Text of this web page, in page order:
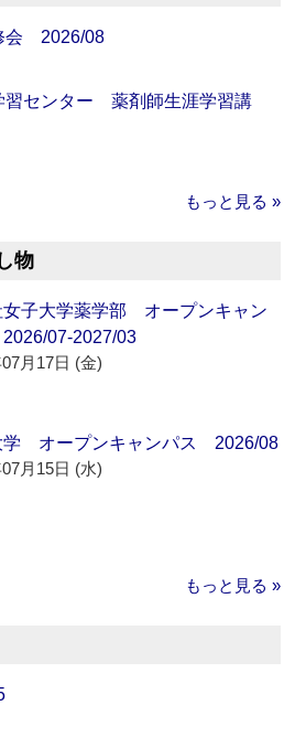
会 2026/08
習センター 薬剤師生涯学習講
もっと見る »
物
女子大学薬学部 オープンキャン
07-2027/03
月17日 (金)
学 オープンキャンパス 2026/08
月15日 (水)
もっと見る »